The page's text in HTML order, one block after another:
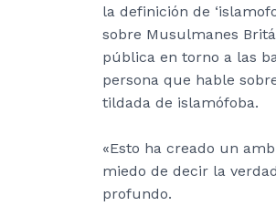
la definición de
sobre Musulmanes
pública en torno a las
persona que hable
tildada de islamófoba.
«Esto ha creado un
miedo de decir la
profundo.